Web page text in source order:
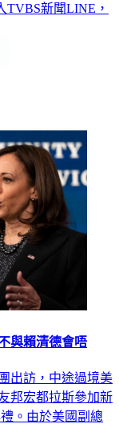
TVBS新聞LINE，
與賴清德會唔
出訪，中途過境美
邦宏都拉斯參加新
。由於美國副總